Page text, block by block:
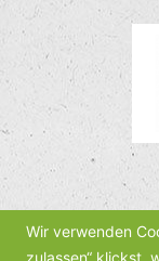
Wir verwenden
zulassen“ klickst,